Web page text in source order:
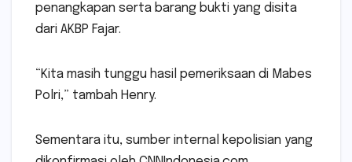
penangkapan serta barang bukti yang disita
dari AKBP Fajar.
“Kita masih tunggu hasil pemeriksaan di Mabes
Polri,” tambah Henry.
Sementara itu, sumber internal kepolisian yang